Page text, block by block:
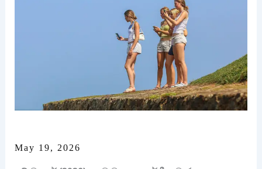
May 19, 2026